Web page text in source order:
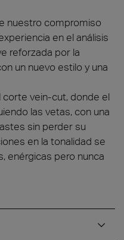
nuestro compromiso
en el análisis
reforzada por la
un nuevo estilo y una
vein-cut, donde el
las vetas, con una
sin perder su
en la tonalidad se
enérgicas pero nunca